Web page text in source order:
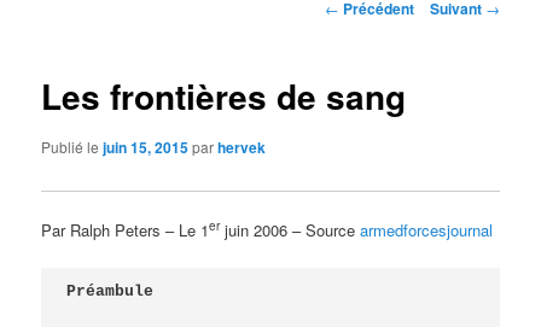
Navigation
← Précédent Suivant →
Les frontières de sang
Publié lejuin 15, 2015parhervek
Par Ralph Peters – Le 1erjuin 2006 – Sourcearmedforcesjournal
Préambule